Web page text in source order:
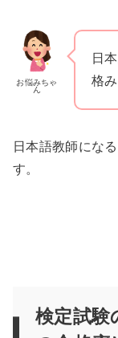
お悩みちゃ
ん
日
格
日本語教師にな
す。
検定試験